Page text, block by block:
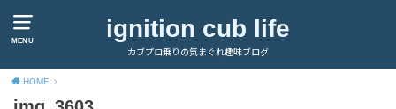
MENU ignition cub life
カブプロ乗りの気まぐれ趣味ブログ
HOME